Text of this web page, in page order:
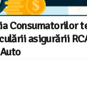
Consumatorilor
asigurării